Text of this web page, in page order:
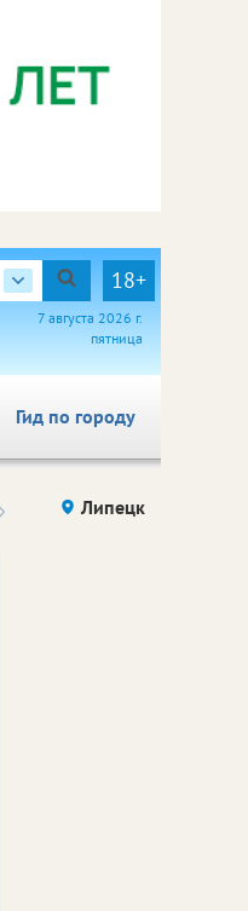
18+
7 августа 2026 г.
пятница
Гид по городу
Здоровье компаний (на
правах
Липецк